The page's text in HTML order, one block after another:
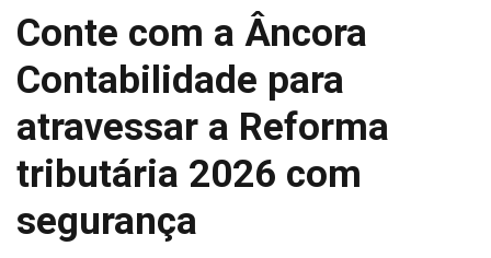
Conte com a Âncora
Contabilidade para
atravessar a Reforma
tributária 2026 com
segurança